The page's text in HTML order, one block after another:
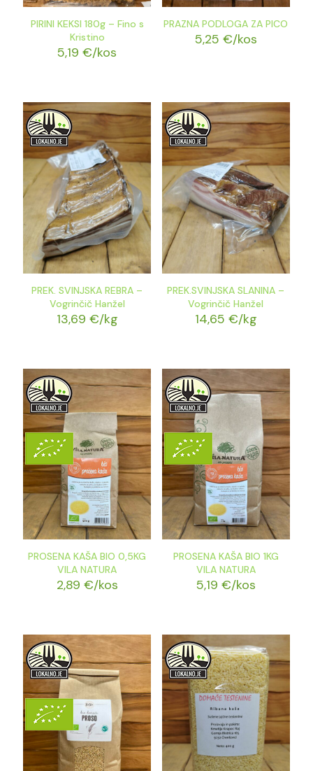
PIRINI KEKSI 180g – Fino s
Kristino
5,19€/kos
PRAZNA PODLOGA ZA PICO
5,25 €/kos
PREK. SVINJSKA REBRA –
Vogrinčič Hanžel
13,69 €/kg
PREK.SVINJSKA SLANINA –
Vogrinčič Hanžel
14,65 €/kg
PROSENA KAŠA BIO 0,5KG
VILA NATURA
2,89 €/kos
PROSENA KAŠA BIO 1KG
VILA NATURA
5,19 €/kos